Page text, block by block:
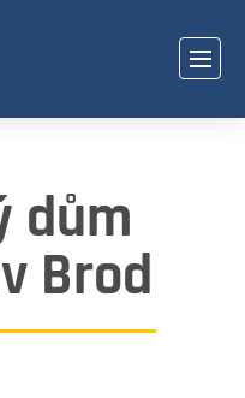
dům
Brod